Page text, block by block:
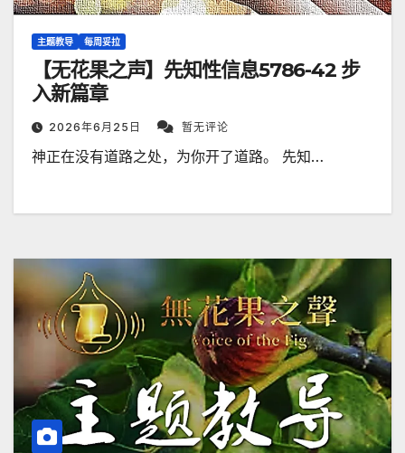
主题教导 每周妥拉
【无花果之声】先知性信息5786-42 步
入新篇章
2026年6月25日 暂无评论
神正在没有道路之处，为你开了道路。 先知…